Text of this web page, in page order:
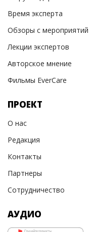
Время эксперта
Обзоры с мероприятий
Лекции экспертов
Авторское мнение
Фильмы EverCare
ПРОЕКТ
О нас
Редакция
Контакты
Партнеры
Сотрудничество
АУДИО